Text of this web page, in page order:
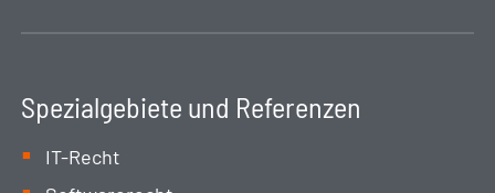
Spezialgebiete und Referenzen
IT-Recht